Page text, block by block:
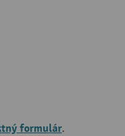
formulár.